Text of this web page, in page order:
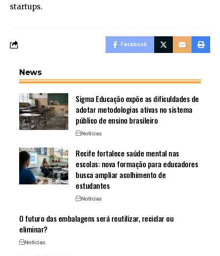
startups.
Facebook
News
Sigma Educação expõe as dificuldades de
adotar metodologias ativas no sistema
público de ensino brasileiro
Notícias
Recife fortalece saúde mental nas
escolas: nova formação para educadores
busca ampliar acolhimento de
estudantes
Notícias
O futuro das embalagens será reutilizar, reciclar ou
eliminar?
Notícias